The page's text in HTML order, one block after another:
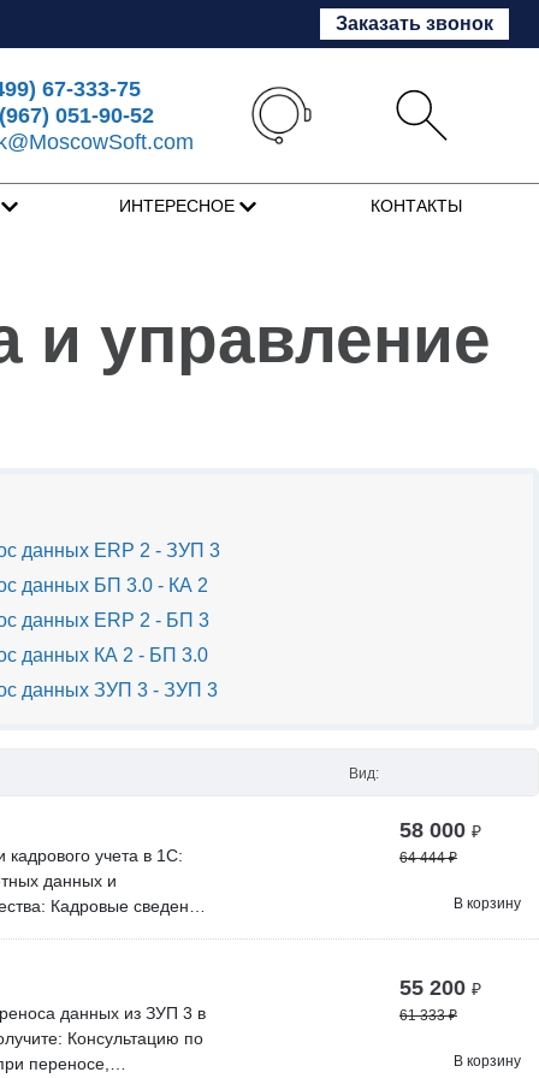
Заказать звонок
67-333-75
051-90-52
ИНТЕРЕСНОЕ КОНТАКТЫ
и управление
данных ERP 2 - ЗУП 3
данных БП 3.0 - КА 2
данных ERP 2 - БП 3
данных КА 2 - БП 3.0
данных ЗУП 3 - ЗУП 3
Вид:
учета в 1С:
данных и
Кадровые сведения
обновлений
Проверка перед
на своём сервере.
нашего
58 000 ₽
64 444₽
В корзину
данных из ЗУП 3 в
Консультацию по
переносе,
55 200 ₽
61 333₽
В корзину